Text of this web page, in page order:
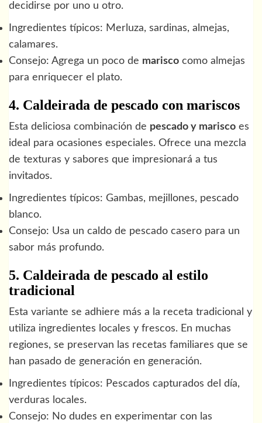
decidirse por uno u otro.
Ingredientes típicos: Merluza, sardinas, almejas,
calamares.
Consejo: Agrega un poco de marisco como almejas
para enriquecer el plato.
4. Caldeirada de pescado con mariscos
Esta deliciosa combinación de pescado y marisco es
ideal para ocasiones especiales. Ofrece una mezcla
de texturas y sabores que impresionará a tus
invitados.
Ingredientes típicos: Gambas, mejillones, pescado
blanco.
Consejo: Usa un caldo de pescado casero para un
sabor más profundo.
5. Caldeirada de pescado al estilo
tradicional
Esta variante se adhiere más a la receta tradicional y
utiliza ingredientes locales y frescos. En muchas
regiones, se preservan las recetas familiares que se
han pasado de generación en generación.
Ingredientes típicos: Pescados capturados del día,
verduras locales.
Consejo: No dudes en experimentar con las